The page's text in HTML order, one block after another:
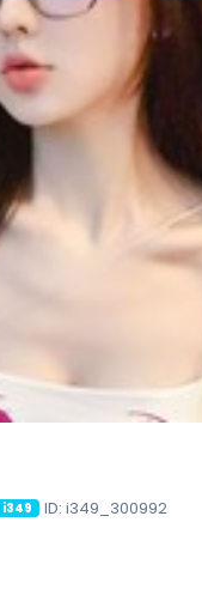
i349 ID: i349_300992